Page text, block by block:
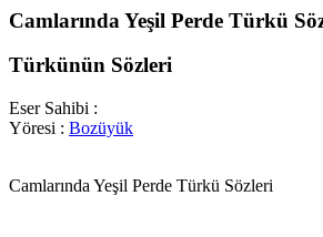
Camlarında Yeşil Perde Türkü
Türkünün Sözleri
Eser Sahibi :
Yöresi : Bozüyük
Camlarında Yeşil Perde Türkü Sözleri